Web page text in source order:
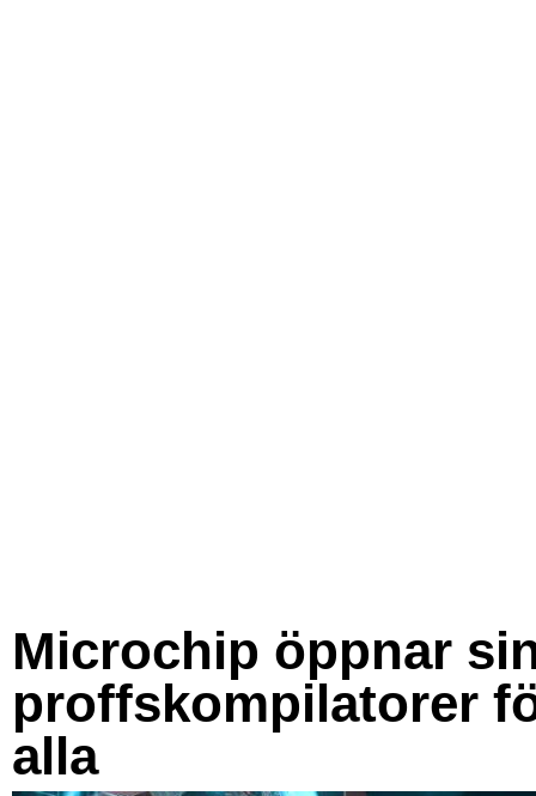
Microchip öppnar
proffskompilatorer
alla